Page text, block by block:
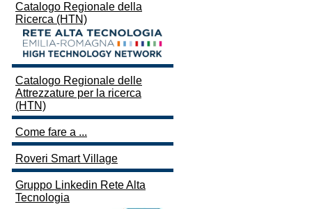
Catalogo Regionale della
Ricerca (HTN)
Catalogo Regionale delle
Attrezzature per la ricerca
(HTN)
Come fare a ...
Roveri Smart Village
Gruppo Linkedin Rete Alta
Tecnologia